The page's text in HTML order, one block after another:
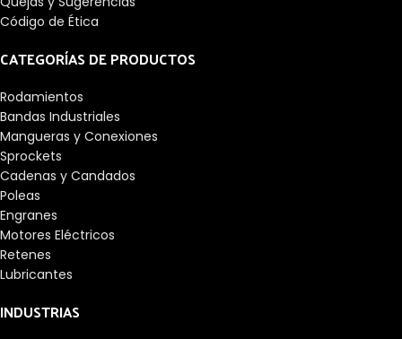
Código de Ética
CATEGORÍAS DE PRODUCTOS
Rodamientos
Bandas Industriales
Mangueras y Conexiones
Sprockets
Cadenas y Candados
Poleas
Engranes
Motores Eléctricos
Retenes
Lubricantes
INDUSTRIAS